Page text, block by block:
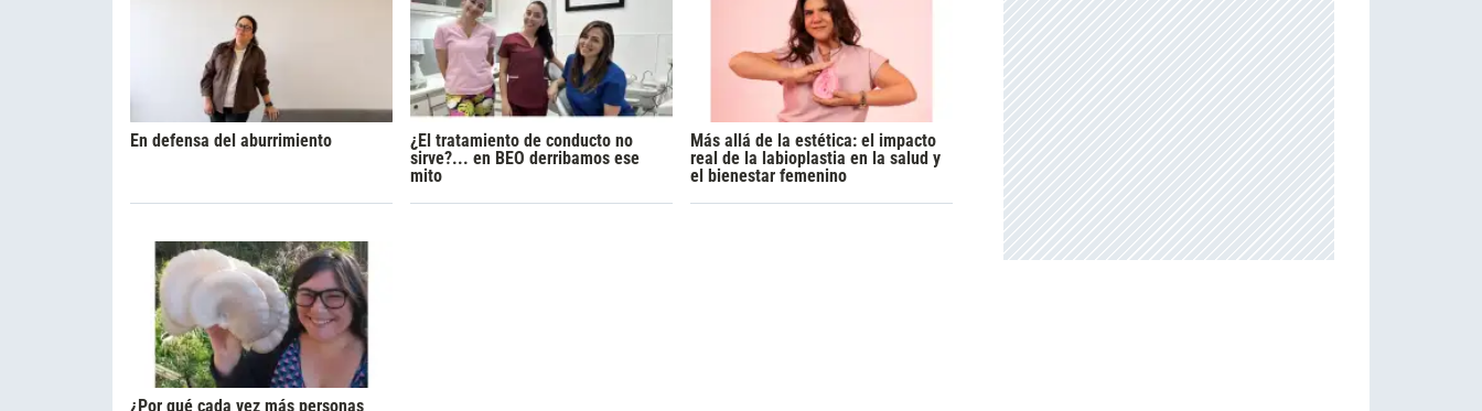
En defensa del aburrimiento
¿El tratamiento de conducto no
sirve?... en BEO derribamos ese
mito
Más allá de la estética: el impacto
real de la labioplastia en la salud y
el bienestar femenino
¿Por qué cada vez más personas